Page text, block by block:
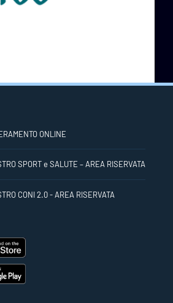
ONLINE
SPORT e SALUTE – AREA RISERVATA
CONI 2.0 - AREA RISERVATA